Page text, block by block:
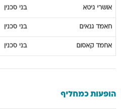
אושרי גיטא בני סכנין
חאמד גנאים בני סכנין
אחמד קאסום בני סכנין
הופעות כמחליף